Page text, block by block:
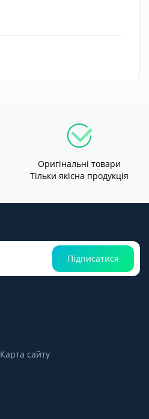
Оригінальні товари
Тільки якісна продукція
Підписатися
Карта сайту